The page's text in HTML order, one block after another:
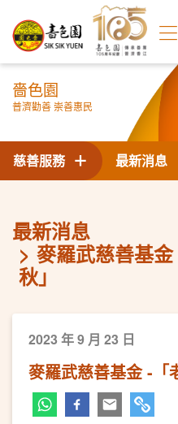
嗇色園
普濟勸善 崇善惠民
最新消息
慈善服務
最新消息
麥羅武慈善基
秋」
2023 年 9 月 23 日
麥羅武慈善基金 -「